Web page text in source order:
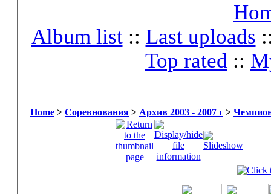
Album list:: Last uploads
Top rated ::
Home > Соревнования > Архив 2003 - 2007 г >